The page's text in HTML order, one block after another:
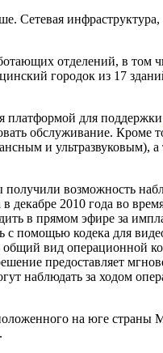
Сетевая
отделений, в том
городок из 17
для поддержки
обслуживание. Кроме
и ультразвуковым), а
возможность
декабре 2010 года во
в прямом эфире за
помощью кодека для
общий вид операционной
предоставляет
наблюдать за ходом
на юге страны